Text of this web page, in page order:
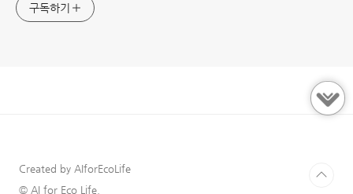
구독하기
Created by AIforEcoLife
© AI for Eco Life.